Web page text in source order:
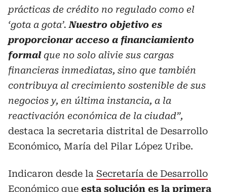
prácticas de crédito no regulado como el
‘gota a gota’.Nuestro objetivo es
proporcionar acceso a financiamiento
formalque no solo alivie sus cargas
financieras inmediatas, sino que también
contribuya al crecimiento sostenible de sus
negocios y, en última instancia, a la
reactivación económica de la ciudad”,
destaca la secretaria distrital de Desarrollo
Económico, María del Pilar López Uribe.
Indicaron desde la Secretaría de Desarrollo
Económico que esta solución es la primera